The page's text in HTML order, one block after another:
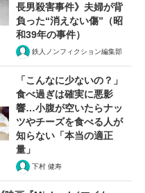
長男殺害事件》夫婦が背
負った“消えない傷”（昭
和39年の事件）
鉄人ノンフィクション編集部
「こんなに少ないの？」
食べ過ぎは確実に悪影
響…小腹が空いたらナッ
ツやチーズを食べる人が
知らない「本当の適正
量」
下村 健寿